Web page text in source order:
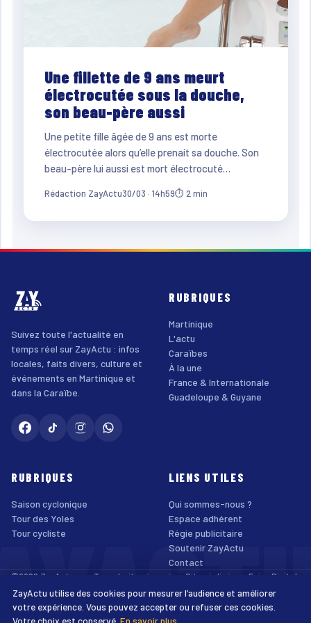
Une fillette de 9 ans meurt
électrocutée sous la douche,
son beau-père aussi
Une petite fille âgée de 9 ans est morte
électrocutée alors qu’elle prenait sa douche. Son
beau-père lui aussi est mort électrocuté…
Rédaction ZayActu30/03 · 14h59⏱ 2 min
Suivez toute l'actualité en
temps réel sur ZayActu : infos
locales, faits divers, culture et
événements en Martinique et
dans la Caraïbe.
RUBRIQUES
Martinique
L'actu
Caraïbes
À la une
France & Internationale
Guadeloupe & Guyane
RUBRIQUES
Saison cyclonique
Tour des Yoles
Tour cycliste
LIENS UTILES
Qui sommes-nous ?
Espace adhérent
Régie publicitaire
Soutenir ZayActu
Contact
©2026 ZayActu.org. Tous droits réservés. · Site réalisé par Enjoy Digital
Agency
Mentions légales
Confidentialité Cookies Accessibilité
ZayActu utilise des cookies pour mesurer l’audience et améliorer
votre expérience. Vous pouvez accepter ou refuser ces cookies.
Votre choix est conservé. En savoir plus